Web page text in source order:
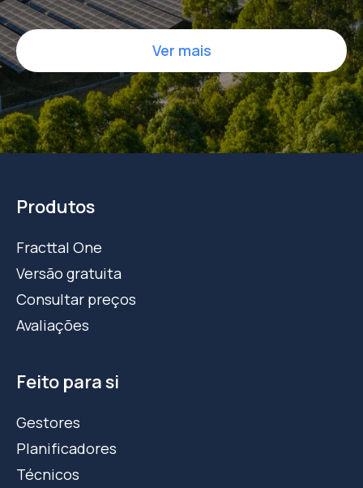
Ver mais
Produtos
Fracttal One
Versão gratuita
Consultar preços
Avaliações
Feito para si
Gestores
Planificadores
Técnicos